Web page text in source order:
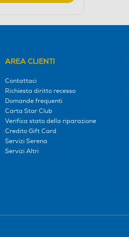
AREA CLIENTI
Contattaci
Richiesta diritto recesso
Domande frequenti
Carta Star Club
Verifica stato della riparazione
Credito Gift Card
Servizi Serena
Servizi Altri